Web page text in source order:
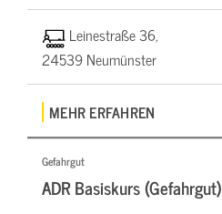
Leinestraße 36,
24539 Neumünster
MEHR ERFAHREN
Gefahrgut
ADR Basiskurs (Gefahrgut)